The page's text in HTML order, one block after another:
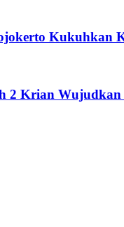
Kukuhkan
2 Krian